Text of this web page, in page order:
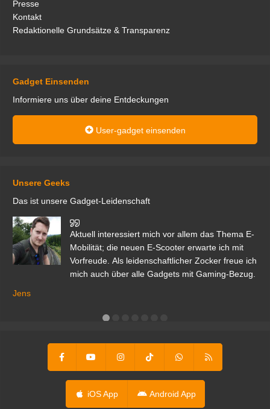
Presse
Kontakt
Redaktionelle Grundsätze & Transparenz
Gadget Einsenden
Informiere uns über deine Entdeckungen
User-gadget einsenden
Unsere Geeks
Das ist unsere Gadget-Leidenschaft
Aktuell interessiert mich vor allem das Thema E-
Mobilität; die neuen E-Scooter erwarte ich mit
Vorfreude. Als leidenschaftlicher Zocker freue ich
mich auch über alle Gadgets mit Gaming-Bezug.
Jens
iOS App Android App